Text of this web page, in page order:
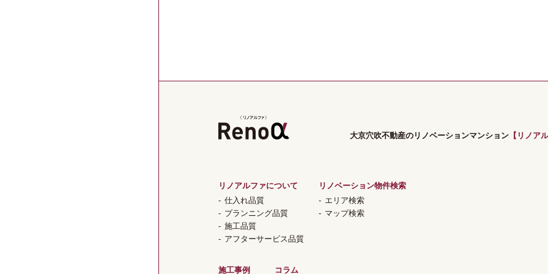
大京穴吹不動産のリノベーションマンション 【リノア
リノアルファについて
仕入れ品質
プランニング品質
施工品質
アフターサービス品質
リノベーション物件検索
エリア検索
マップ検索
施工事例 コラム